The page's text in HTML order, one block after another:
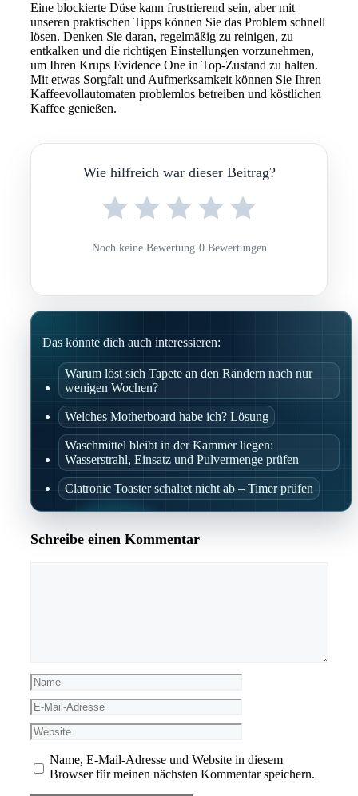
Eine blockierte Düse kann frustrierend sein, aber mit
unseren praktischen Tipps können Sie das Problem schnell
lösen. Denken Sie daran, regelmäßig zu reinigen, zu
entkalken und die richtigen Einstellungen vorzunehmen,
um Ihren Krups Evidence One in Top-Zustand zu halten.
Mit etwas Sorgfalt und Aufmerksamkeit können Sie Ihren
Kaffeevollautomaten problemlos betreiben und köstlichen
Kaffee genießen.
Wie hilfreich war dieser Beitrag?
Noch keine Bewertung·0 Bewertungen
Das könnte dich auch interessieren:
Warum löst sich Tapete an den Rändern nach nur
wenigen Wochen?
Welches Motherboard habe ich? Lösung
Waschmittel bleibt in der Kammer liegen:
Wasserstrahl, Einsatz und Pulvermenge prüfen
Clatronic Toaster schaltet nicht ab – Timer prüfen
Schreibe einen Kommentar
Name
E-
Mail-
Adresse
Website
Name, E-Mail-Adresse und Website in diesem
Browser für meinen nächsten Kommentar speichern.